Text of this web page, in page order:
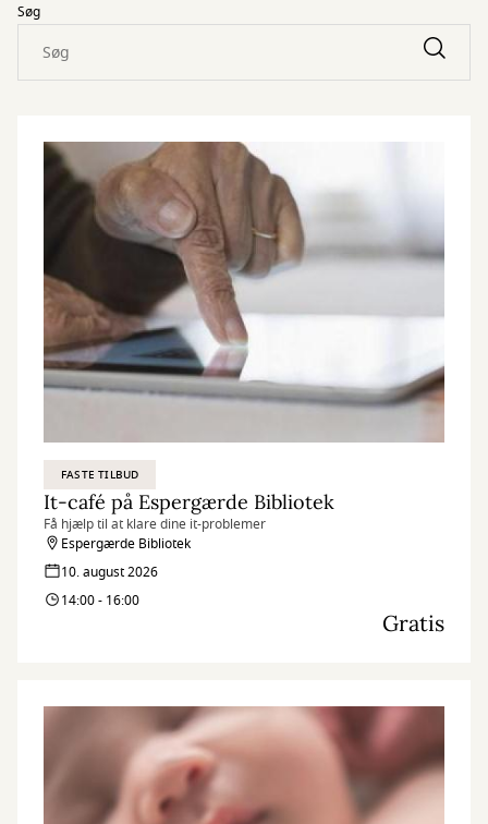
Søg
FASTE TILBUD
It-café på Espergærde Bibliotek
Få hjælp til at klare dine it-problemer
Espergærde Bibliotek
10. august 2026
14:00 - 16:00
Gratis